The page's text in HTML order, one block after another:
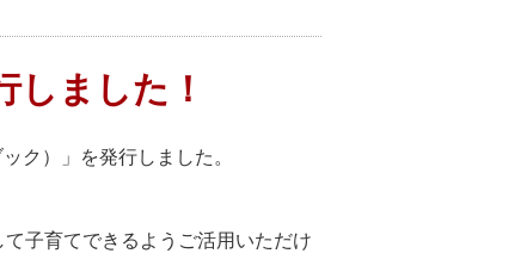
しました！
ク）」を発行しました。
子育てできるようご活用いただけ